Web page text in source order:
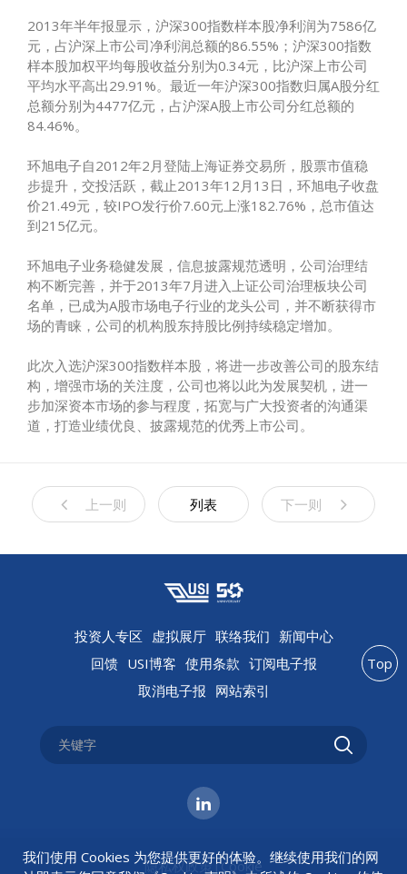
2013年半年报显示，沪深300指数样本股净利润为7586亿
元，占沪深上市公司净利润总额的86.55%；沪深300指数
样本股加权平均每股收益分别为0.34元，比沪深上市公司
平均水平高出29.91%。最近一年沪深300指数归属A股分红
总额分别为4477亿元，占沪深A股上市公司分红总额的
84.46%。
环旭电子自2012年2月登陆上海证券交易所，股票市值稳
步提升，交投活跃，截止2013年12月13日，环旭电子收盘
价21.49元，较IPO发行价7.60元上涨182.76%，总市值达
到215亿元。
环旭电子业务稳健发展，信息披露规范透明，公司治理结
构不断完善，并于2013年7月进入上证公司治理板块公司
名单，已成为A股市场电子行业的龙头公司，并不断获得市
场的青睐，公司的机构股东持股比例持续稳定增加。
此次入选沪深300指数样本股，将进一步改善公司的股东结
构，增强市场的关注度，公司也将以此为发展契机，进一
步加深资本市场的参与程度，拓宽与广大投资者的沟通渠
道，打造业绩优良、披露规范的优秀上市公司。
上一则 列表 下一则
投资人专区 虚拟展厅 联络我们 新闻中心
回馈 USI博客 使用条款 订阅电子报
取消电子报 网站索引
隐私权政策 |Cookie
Top
我们使用 Cookies 为您提供更好的体验。继续使用我们的网